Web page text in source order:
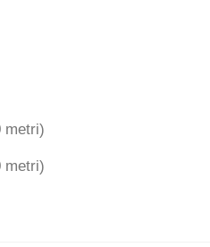
metri)
metri)